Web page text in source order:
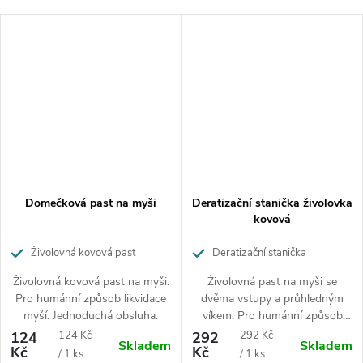
(ideálně alespoń 3 km od domu či místa, kde jste hlodavce
Balení
1 ks past volně
Upozornění související s
Domečková past na myši
Živolovná kovová past
Živolovná kovová past na myši.
Pro humánní způsob likvidace
myší. Jednoduchá obsluha.
124
Kč
Měrná
cena:
124 Kč
/ 1 ks
Skladem
Deratizační stanička živolovka
kovová
Deratizační stanička
živolovka
Živolovná past na myši se
dvěma vstupy a průhledným
víkem. Pro humánní způsob
likvidace myší. Jednoduchá
obsluha.
292
Kč
Měrná
cena:
292 Kč
/ 1 ks
Skladem